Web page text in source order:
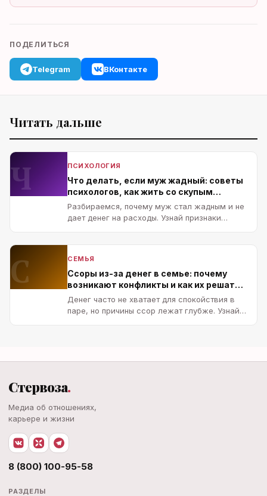
ПОДЕЛИТЬСЯ
Telegram ВКонтакте
Читать дальше
Ч ПСИХОЛОГИЯ
Что делать, если муж жадный: советы
психологов, как жить со скупым
мужчиной и можно ли его изменить
Разбираемся, почему муж стал жадным и не
дает денег на расходы. Узнай признаки
С СЕМЬЯ
Ссоры из-за денег в семье: почему
возникают конфликты и как их решать
без развода
Денег часто не хватает для спокойствия в
паре, но причины ссор лежат глубже. Узнай,
Стервоза.
Медиа об отношениях,
карьере и жизни
8 (800) 100-95-58
РАЗДЕЛЫ